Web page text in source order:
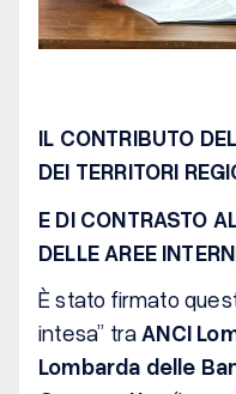
IL CONTRIBUTO
DEI TERRITORI
E DI CONTRASTO
DELLE AREE
È stato firmato
intesa” tra ANCI
Lombarda delle